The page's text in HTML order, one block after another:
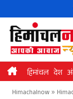
to
content
हिमांचल देश
Himachalnow»